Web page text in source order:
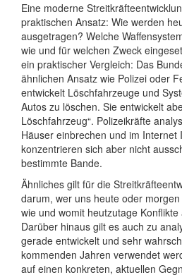
Eine moderne
praktischen Ansatz: Wie werden
ausgetragen? Welche
wie und für welchen Zweck
ein praktischer Vergleich: Das
ähnlichen Ansatz wie Polizei oder
entwickelt Löschfahrzeuge und
Autos zu löschen. Sie entwickelt
Löschfahrzeug“. Polizeikräfte
Häuser einbrechen und im Internet
konzentrieren sich aber nicht
bestimmte Bande.
Ähnliches gilt für die
darum, wer uns heute oder
wie und womit heutzutage
Darüber hinaus gilt es auch zu
gerade entwickelt und sehr
kommenden Jahren verwendet
auf einen konkreten, aktuellen